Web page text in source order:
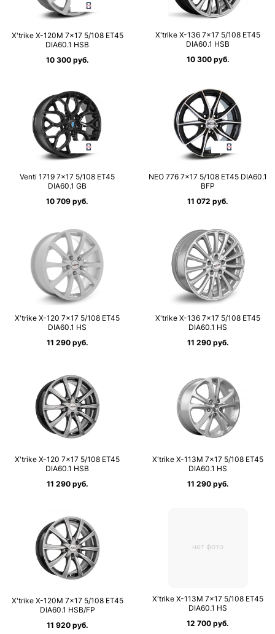
X'trike X-120M 7×17 5/108 ET45
DIA60.1 HSB
10 300 руб.
X'trike X-136 7×17 5/108 ET45
DIA60.1 HSB
10 300 руб.
Venti 1719 7×17 5/108 ET45
DIA60.1 GB
10 709 руб.
NEO 776 7×17 5/108 ET45 DIA60.1
BFP
11 072 руб.
X'trike X-120 7×17 5/108 ET45
DIA60.1 HS
11 290 руб.
X'trike X-136 7×17 5/108 ET45
DIA60.1 HS
11 290 руб.
X'trike X-120 7×17 5/108 ET45
DIA60.1 HSB
11 290 руб.
X'trike X-113М 7×17 5/108 ET45
DIA60.1 HS
11 290 руб.
X'trike X-120М 7×17 5/108 ET45
DIA60.1 HSB/FP
11 920 руб.
нет фото
X'trike X-113M 7×17 5/108 ET45
DIA60.1 HS
12 700 руб.